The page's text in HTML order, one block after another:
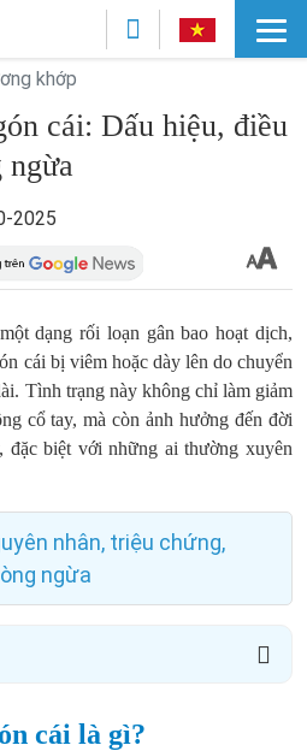
khớp
cái: Dấu hiệu, điều
ngừa
2025
dạng rối loạn gân bao hoạt dịch,
cái bị viêm hoặc dày lên do chuyển
Tình trạng này không chỉ làm giảm
cổ tay, mà còn ảnh hưởng đến đời
đặc biệt với những ai thường xuyên
nhân, triệu chứng,
ngừa
cái là gì?